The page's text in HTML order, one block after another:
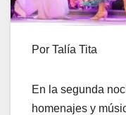
Por Talía Tita
En la segunda
homenajes y